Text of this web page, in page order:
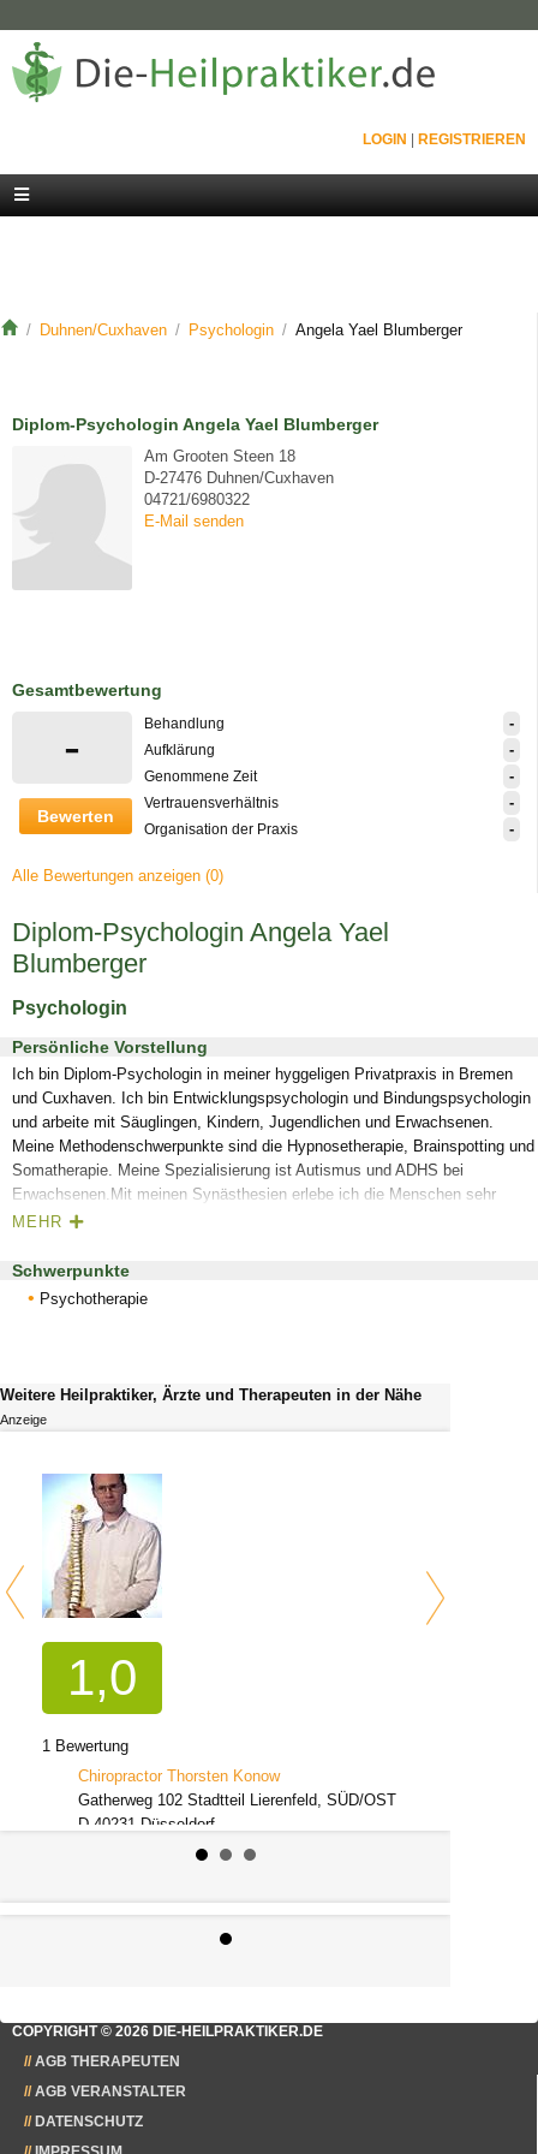
LOGIN REGISTRIEREN
Duhnen/Cuxhaven Psychologin Angela Yael Blumberger
Diplom-Psychologin Angela Yael Blumberger
Am Grooten Steen 18
D-27476 Duhnen/Cuxhaven
04721/6980322
E-Mail senden
Gesamtbewertung
-
Bewerten
Behandlung -
Aufklärung -
Genommene Zeit -
Vertrauensverhältnis -
Organisation der Praxis -
Alle Bewertungen anzeigen (0)
Diplom-Psychologin Angela Yael
Blumberger
Psychologin
Persönliche Vorstellung
Ich bin Diplom-Psychologin in meiner hyggeligen Privatpraxis in Bremen
und Cuxhaven. Ich bin Entwicklungspsychologin und Bindungspsychologin
und arbeite mit Säuglingen, Kindern, Jugendlichen und Erwachsenen.
Meine Methodenschwerpunkte sind die Hypnosetherapie, Brainspotting und
Somatherapie. Meine Spezialisierung ist Autismus und ADHS bei
Erwachsenen.Mit meinen Synästhesien erlebe ich die Menschen sehr
vielschichtig. Bitte verwenden Sie keine Parfüms, wenn Sie zu mir
MEHR
Schwerpunkte
Psychotherapie
Weitere Heilpraktiker, Ärzte und Therapeuten in der Nähe
Anzeige
1,0
1 Bewertung
Chiropractor Thorsten Konow
Gatherweg 102 Stadtteil Lierenfeld, SÜD/OST
D-40231 Düsseldorf
Beruf: Chiropraktiker
COPYRIGHT © 2026 DIE-HEILPRAKTIKER.DE
AGB THERAPEUTEN
AGB VERANSTALTER
DATENSCHUTZ